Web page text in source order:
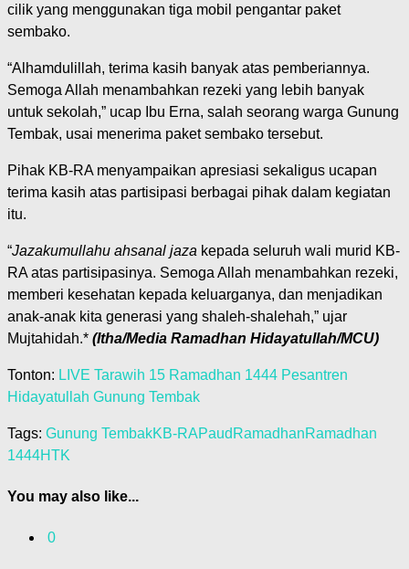
cilik yang menggunakan tiga mobil pengantar paket
sembako.
“Alhamdulillah, terima kasih banyak atas pemberiannya.
Semoga Allah menambahkan rezeki yang lebih banyak
untuk sekolah,” ucap Ibu Erna, salah seorang warga Gunung
Tembak, usai menerima paket sembako tersebut.
Pihak KB-RA menyampaikan apresiasi sekaligus ucapan
terima kasih atas partisipasi berbagai pihak dalam kegiatan
itu.
“Jazakumullahu ahsanal jaza kepada seluruh wali murid KB-
RA atas partisipasinya. Semoga Allah menambahkan rezeki,
memberi kesehatan kepada keluarganya, dan menjadikan
anak-anak kita generasi yang shaleh-shalehah,” ujar
Mujtahidah.* (Itha/Media Ramadhan Hidayatullah/MCU)
Tonton: LIVE Tarawih 15 Ramadhan 1444 Pesantren
Hidayatullah Gunung Tembak
Tags: Gunung TembakKB-RAPaud RamadhanRamadhan
1444HTK
You may also like...
0